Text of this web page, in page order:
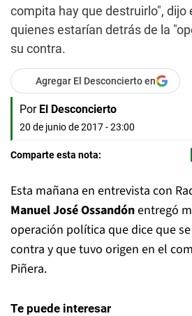
compita hay que destruirlo", dijo
quienes estarían detrás de la
su contra.
Agregar El Desconcierto en
Por El Desconcierto
20 de junio de 2017 - 23:00
Comparte esta nota:
Esta mañana en entrevista con
Manuel José Ossandónentregó
operación política que dice que
contra y que tuvo origen en el
Piñera.
Te puede interesar